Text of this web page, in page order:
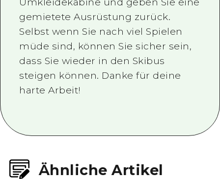
Umkleidekabine und geben Sie eine
gemietete Ausrüstung zurück.
Selbst wenn Sie nach viel Spielen
müde sind, können Sie sicher sein,
dass Sie wieder in den Skibus
steigen können. Danke für deine
harte Arbeit!
Ähnliche Artikel